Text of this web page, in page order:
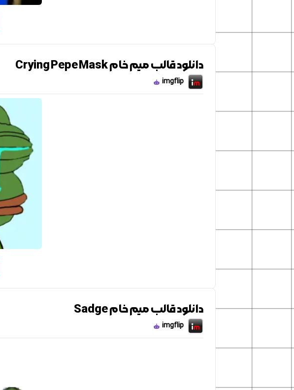
دانلود قالب میم خام Crying Pepe Mask
imgflip
دانلود قالب میم خام Sadge
imgflip